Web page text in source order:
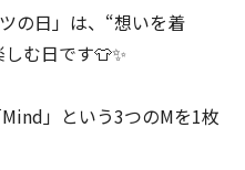
の日」は、“想いを着
む日です👕✨
」という3つのMを1枚